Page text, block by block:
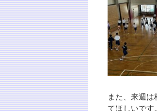
また、来週
てほしいです。